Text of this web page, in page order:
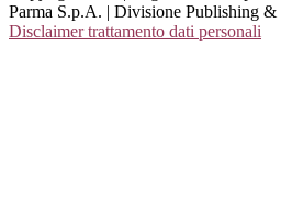
Parma S.p.A. | Divisione Publishing
Disclaimer trattamento dati personali